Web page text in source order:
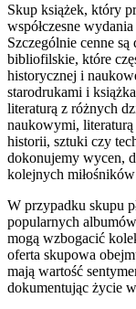
Skup książek, który
współczesne
Szczególnie cenne
bibliofilskie, które
historycznej i
starodrukami i
literaturą z różnych
naukowymi,
historii, sztuki czy
dokonujemy wycen,
kolejnych
W przypadku skupu
popularnych
mogą wzbogacić
oferta skupowa
mają wartość
dokumentując życie